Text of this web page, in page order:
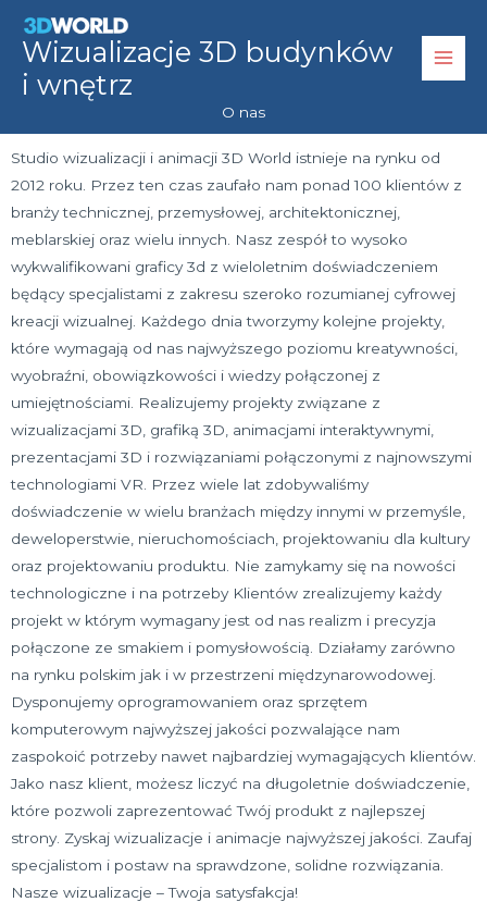
treściWizualizacje 3D budynków
i wnętrz
O nas
Studio wizualizacji i animacji 3D World istnieje na rynku od
2012 roku. Przez ten czas zaufało nam ponad 100 klientów z
branży technicznej, przemysłowej, architektonicznej,
meblarskiej oraz wielu innych. Nasz zespół to wysoko
wykwalifikowani graficy 3d z wieloletnim doświadczeniem
będący specjalistami z zakresu szeroko rozumianej cyfrowej
kreacji wizualnej. Każdego dnia tworzymy kolejne projekty,
które wymagają od nas najwyższego poziomu kreatywności,
wyobraźni, obowiązkowości i wiedzy połączonej z
umiejętnościami. Realizujemy projekty związane z
wizualizacjami 3D, grafiką 3D, animacjami interaktywnymi,
prezentacjami 3D i rozwiązaniami połączonymi z najnowszymi
technologiami VR. Przez wiele lat zdobywaliśmy
doświadczenie w wielu branżach między innymi w przemyśle,
deweloperstwie, nieruchomościach, projektowaniu dla kultury
oraz projektowaniu produktu. Nie zamykamy się na nowości
technologiczne i na potrzeby Klientów zrealizujemy każdy
projekt w którym wymagany jest od nas realizm i precyzja
połączone ze smakiem i pomysłowością. Działamy zarówno
na rynku polskim jak i w przestrzeni międzynarowodowej.
Dysponujemy oprogramowaniem oraz sprzętem
komputerowym najwyższej jakości pozwalające nam
zaspokoić potrzeby nawet najbardziej wymagających klientów.
Jako nasz klient, możesz liczyć na długoletnie doświadczenie,
które pozwoli zaprezentować Twój produkt z najlepszej
strony. Zyskaj wizualizacje i animacje najwyższej jakości. Zaufaj
specjalistom i postaw na sprawdzone, solidne rozwiązania.
Nasze wizualizacje – Twoja satysfakcja!